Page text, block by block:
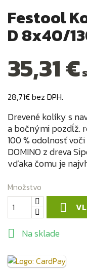
Festool
D 8x40/
35,31 €
28,71€ bez DPH.
Drevené kolíky s
a bočnými pozdĺž.
100 % odolnosť
DOMINO z dreva
vďaka čomu je
Množstvo

 Na sklade